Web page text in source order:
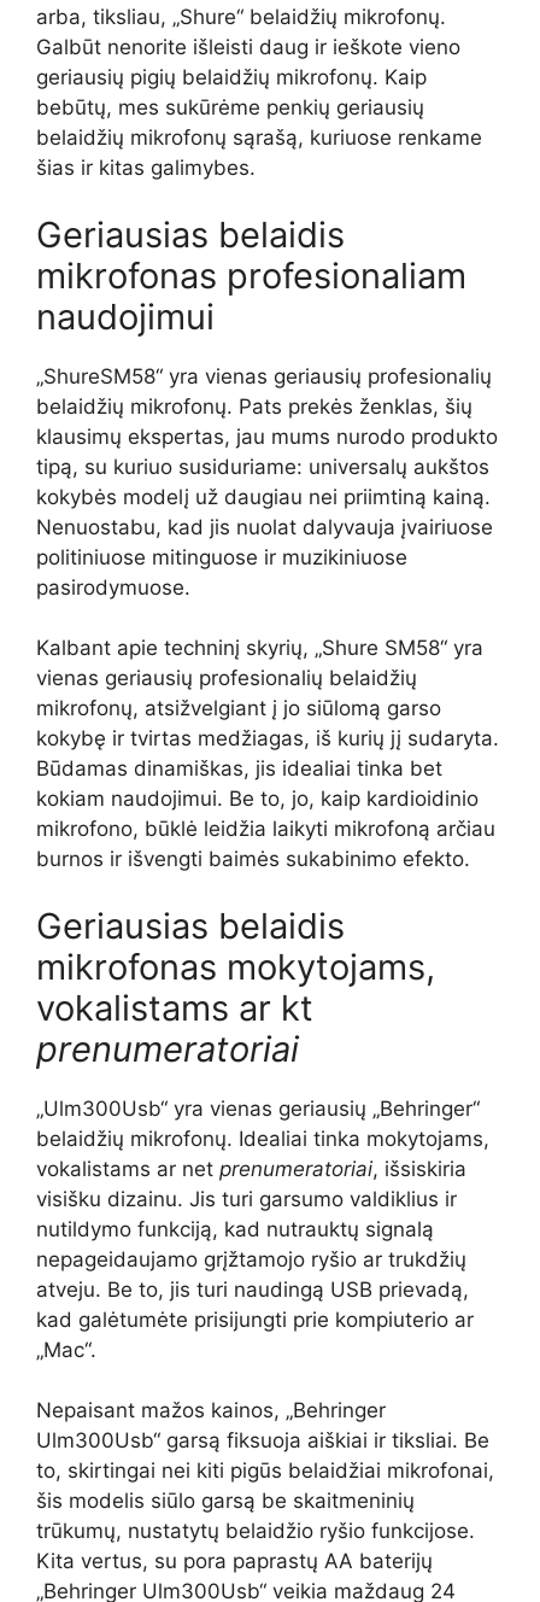
arba, tiksliau, „Shure“ belaidžių mikrofonų.
Galbūt nenorite išleisti daug ir ieškote vieno
geriausių pigių belaidžių mikrofonų. Kaip
bebūtų, mes sukūrėme penkių geriausių
belaidžių mikrofonų sąrašą, kuriuose renkame
šias ir kitas galimybes.
Geriausias belaidis
mikrofonas profesionaliam
naudojimui
„ShureSM58“ yra vienas geriausių profesionalių
belaidžių mikrofonų. Pats prekės ženklas, šių
klausimų ekspertas, jau mums nurodo produkto
tipą, su kuriuo susiduriame: universalų aukštos
kokybės modelį už daugiau nei priimtiną kainą.
Nenuostabu, kad jis nuolat dalyvauja įvairiuose
politiniuose mitinguose ir muzikiniuose
pasirodymuose.
Kalbant apie techninį skyrių, „Shure SM58“ yra
vienas geriausių profesionalių belaidžių
mikrofonų, atsižvelgiant į jo siūlomą garso
kokybę ir tvirtas medžiagas, iš kurių jį sudaryta.
Būdamas dinamiškas, jis idealiai tinka bet
kokiam naudojimui. Be to, jo, kaip kardioidinio
mikrofono, būklė leidžia laikyti mikrofoną arčiau
burnos ir išvengti baimės sukabinimo efekto.
Geriausias belaidis
mikrofonas mokytojams,
vokalistams ar kt
prenumeratoriai
„Ulm300Usb“ yra vienas geriausių „Behringer“
belaidžių mikrofonų. Idealiai tinka mokytojams,
vokalistams ar net prenumeratoriai, išsiskiria
visišku dizainu. Jis turi garsumo valdiklius ir
nutildymo funkciją, kad nutrauktų signalą
nepageidaujamo grįžtamojo ryšio ar trukdžių
atveju. Be to, jis turi naudingą USB prievadą,
kad galėtumėte prisijungti prie kompiuterio ar
„Mac“.
Nepaisant mažos kainos, „Behringer
Ulm300Usb“ garsą fiksuoja aiškiai ir tiksliai. Be
to, skirtingai nei kiti pigūs belaidžiai mikrofonai,
šis modelis siūlo garsą be skaitmeninių
trūkumų, nustatytų belaidžio ryšio funkcijose.
Kita vertus, su pora paprastų AA baterijų
„Behringer Ulm300Usb“ veikia maždaug 24